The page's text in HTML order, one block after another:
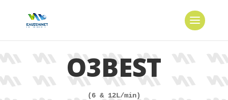
O3BEST
(6 & 12L/min)